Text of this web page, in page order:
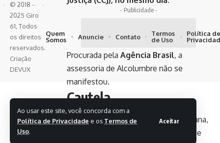
Ao usar este site, você concorda com a
Política de Privacidade e os Termos de
Uso.
Aceitar
- Publicidade -
Procurada pela Agência Brasil, a
assessoria de Alcolumbre não se
manifestou.
Cautela
Para a cientista política Luciana Santana,
professora da Universidade Federal de
© 2018 -
2025 Giro
61, Todos
os direitos
reservados.
Criação
DEVUX
Quem
Somos
Anuncie Contato
Termos
de Uso
Política